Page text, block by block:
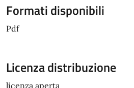
Formati disponibili
Pdf
Licenza distribuzione
licenza aperta